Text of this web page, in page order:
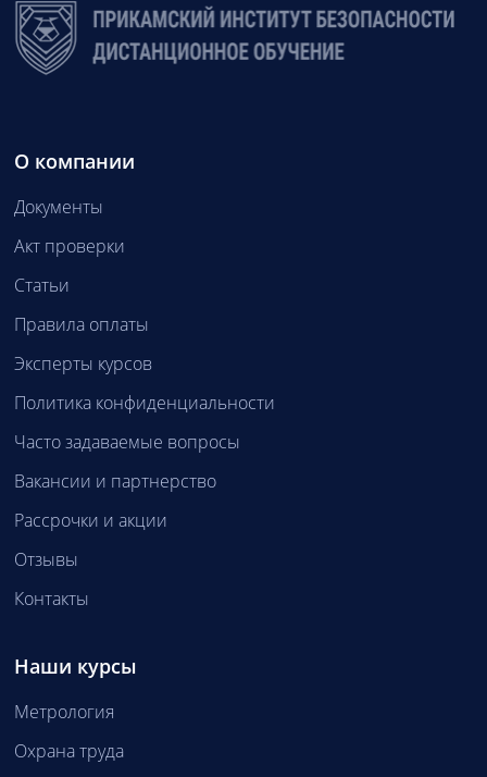
О компании
Документы
Акт проверки
Статьи
Правила оплаты
Эксперты курсов
Политика конфиденциальности
Часто задаваемые вопросы
Вакансии и партнерство
Рассрочки и акции
Отзывы
Контакты
Наши курсы
Метрология
Охрана труда